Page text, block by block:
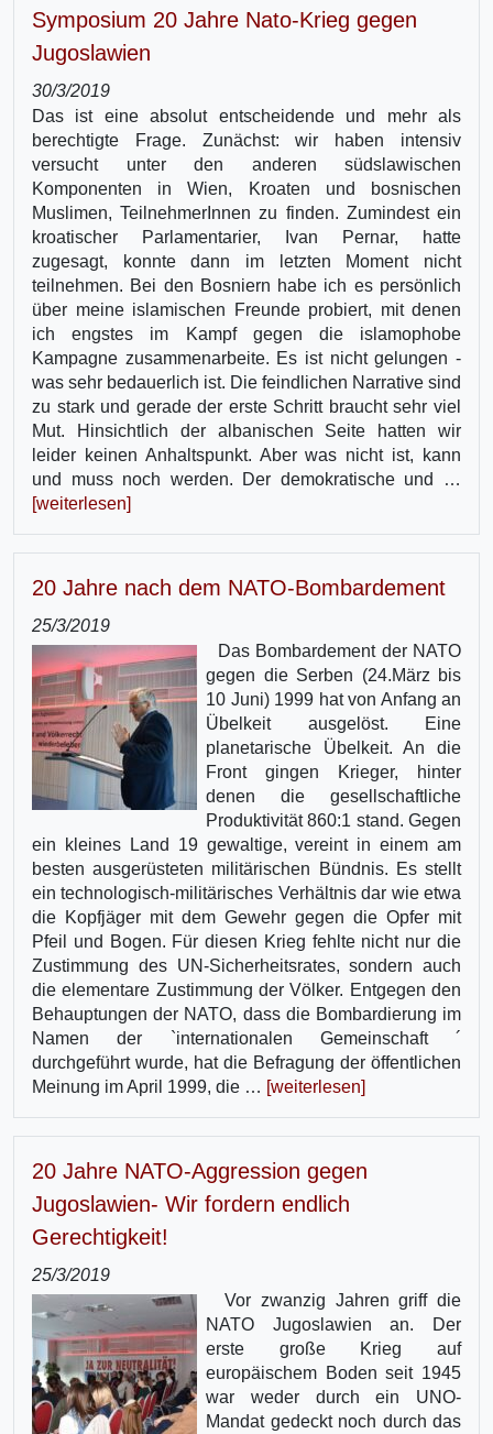
Symposium 20 Jahre Nato-Krieg gegen
Jugoslawien
30/3/2019
Das ist eine absolut entscheidende und mehr als
berechtigte Frage. Zunächst: wir haben intensiv
versucht unter den anderen südslawischen
Komponenten in Wien, Kroaten und bosnischen
Muslimen, TeilnehmerInnen zu finden. Zumindest ein
kroatischer Parlamentarier, Ivan Pernar, hatte
zugesagt, konnte dann im letzten Moment nicht
teilnehmen. Bei den Bosniern habe ich es persönlich
über meine islamischen Freunde probiert, mit denen
ich engstes im Kampf gegen die islamophobe
Kampagne zusammenarbeite. Es ist nicht gelungen -
was sehr bedauerlich ist. Die feindlichen Narrative sind
zu stark und gerade der erste Schritt braucht sehr viel
Mut. Hinsichtlich der albanischen Seite hatten wir
leider keinen Anhaltspunkt. Aber was nicht ist, kann
und muss noch werden. Der demokratische und …
[weiterlesen]
20 Jahre nach dem NATO-Bombardement
25/3/2019
Das Bombardement der NATO
gegen die Serben (24.März bis
10 Juni) 1999 hat von Anfang an
Übelkeit ausgelöst. Eine
planetarische Übelkeit. An die
Front gingen Krieger, hinter
denen die gesellschaftliche
Produktivität 860:1 stand. Gegen
ein kleines Land 19 gewaltige, vereint in einem am
besten ausgerüsteten militärischen Bündnis. Es stellt
ein technologisch-militärisches Verhältnis dar wie etwa
die Kopfjäger mit dem Gewehr gegen die Opfer mit
Pfeil und Bogen. Für diesen Krieg fehlte nicht nur die
Zustimmung des UN-Sicherheitsrates, sondern auch
die elementare Zustimmung der Völker. Entgegen den
Behauptungen der NATO, dass die Bombardierung im
Namen der `internationalen Gemeinschaft ´
durchgeführt wurde, hat die Befragung der öffentlichen
Meinung im April 1999, die … [weiterlesen]
20 Jahre NATO-Aggression gegen
Jugoslawien- Wir fordern endlich
Gerechtigkeit!
25/3/2019
Vor zwanzig Jahren griff die
NATO Jugoslawien an. Der
erste große Krieg auf
europäischem Boden seit 1945
war weder durch ein UNO-
Mandat gedeckt noch durch das